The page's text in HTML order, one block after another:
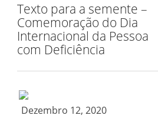
Texto para a semente –
Comemoração do Dia
Internacional da Pessoa
com Deficiência
Dezembro 12, 2020